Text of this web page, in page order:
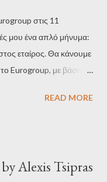
στις 11
μου ένα απλό μήνυμα:
εταίρος. Θα κάνουμε
Eurogroup, με βάση
από βαθιές
πρωτογενούς
READ MORE
Alexis Tsipras